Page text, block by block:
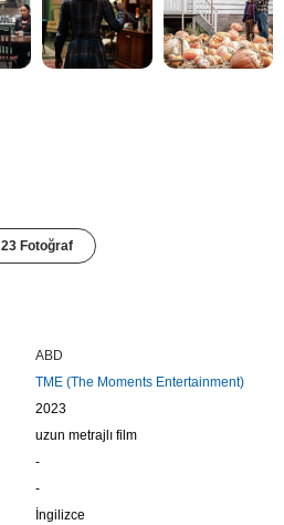
23 Fotoğraf
ABD
TME (The Moments Entertainment)
2023
uzun metrajlı film
-
-
İngilizce